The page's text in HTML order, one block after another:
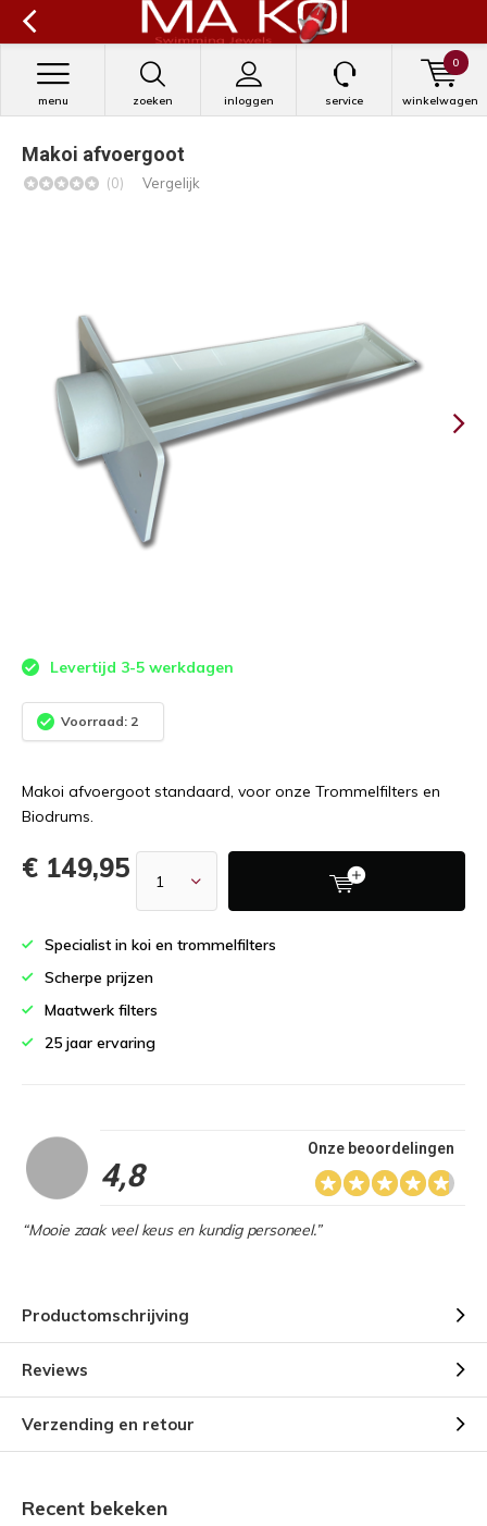
zoeken inloggen
menu service winkelwagen
0
Makoi afvoergoot
(0) Vergelijk
Levertijd 3-5 werkdagen
Voorraad: 2
Makoi afvoergoot standaard, voor onze Trommelfilters en
Biodrums.
€ 149,95
Specialist in koi en trommelfilters
Scherpe prijzen
Maatwerk filters
25 jaar ervaring
4,8
Onze beoordelingen
“Mooie zaak veel keus en kundig personeel.”
Productomschrijving
Reviews
Verzending en retour
Recent bekeken